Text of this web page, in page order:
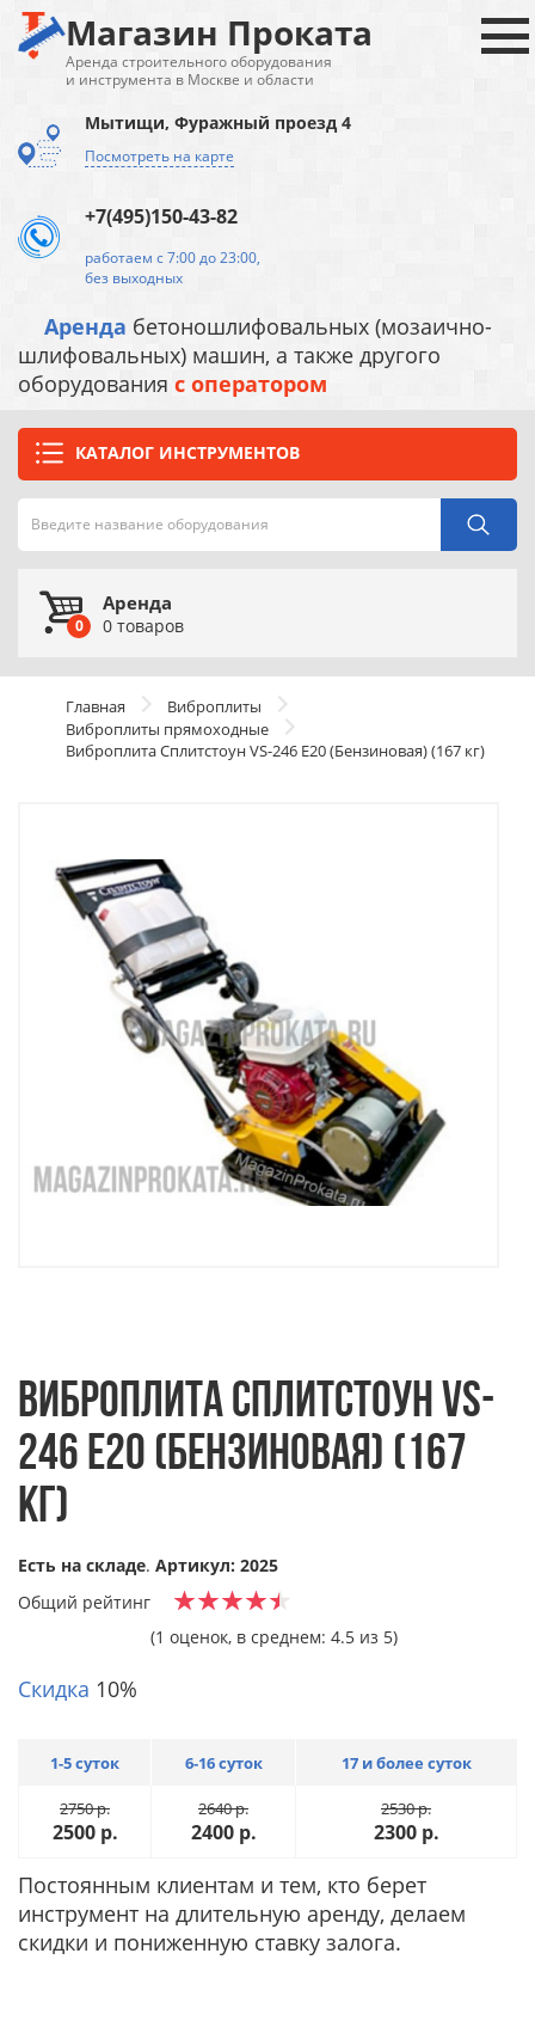
Магазин Проката
Аренда строительного оборудования
и инструмента в Москве и области
Мытищи, Фуражный проезд 4
Посмотреть на карте
+7(495)150-43-82
работаем с 7:00 до 23:00,
без выходных
Аренда бетоношлифовальных (мозаично-
шлифовальных) машин, а также другого
оборудования с оператором
КАТАЛОГ ИНСТРУМЕНТОВ
0
Аренда
0 товаров
Главная
Виброплиты
Виброплиты прямоходные
Виброплита Сплитстоун VS-246 E20 (Бензиновая) (167 кг)
ВИБРОПЛИТА СПЛИТСТОУН VS-
246 E20 (БЕНЗИНОВАЯ) (167
КГ)
Есть на складе. Артикул: 2025
Общий рейтинг
(1 оценок, в среднем: 4.5 из 5)
Скидка 10%
1-5 суток 6-16 суток 17 и более суток
2750р.
2500 р.
2640р.
2400 р.
2530р.
2300 р.
Постоянным клиентам и тем, кто берет
инструмент на длительную аренду, делаем
скидки и пониженную ставку залога.